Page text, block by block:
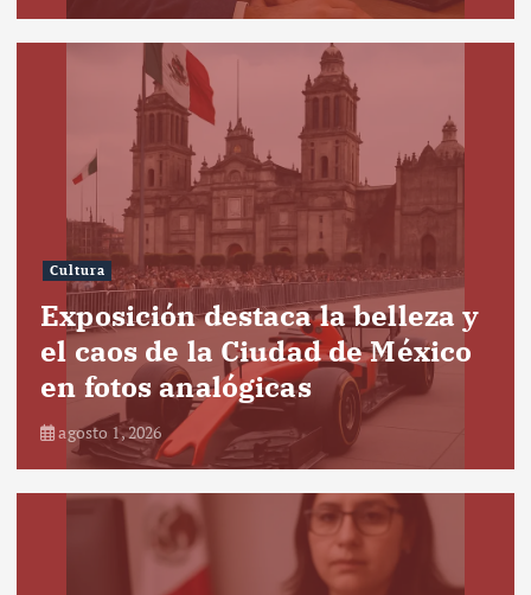
Cultura
Exposición destaca la belleza y
el caos de la Ciudad de México
en fotos analógicas
agosto 1, 2026